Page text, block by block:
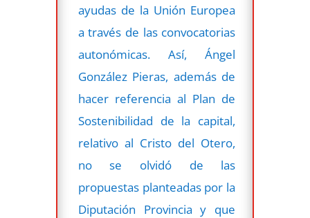
ayudas de la Unión Europea
a través de las convocatorias
autonómicas. Así, Ángel
González Pieras, además de
hacer referencia al Plan de
Sostenibilidad de la capital,
relativo al Cristo del Otero,
no se olvidó de las
propuestas planteadas por la
Diputación Provincia y que